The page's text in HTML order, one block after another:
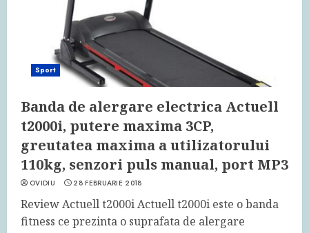
Sport
Banda de alergare electrica Actuell
t2000i, putere maxima 3CP,
greutatea maxima a utilizatorului
110kg, senzori puls manual, port MP3
OVIDIU 28 FEBRUARIE 2018
Review Actuell t2000i Actuell t2000i este o banda
fitness ce prezinta o suprafata de alergare